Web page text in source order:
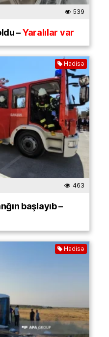
539
–Yaralılar var
Hadisə
463
başlayıb –
Hadisə